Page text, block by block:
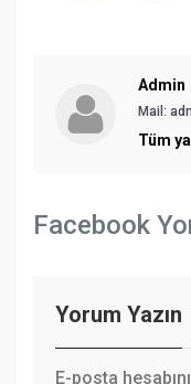
Admin
Mail:
Tüm
Facebook
Yorum Yazın
E-posta